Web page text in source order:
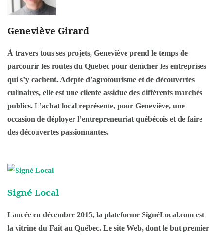
Geneviève Girard
À travers tous ses projets, Geneviève prend le temps de
parcourir les routes du Québec pour dénicher les entreprises
qui s’y cachent. Adepte d’agrotourisme et de découvertes
culinaires, elle est une cliente assidue des différents marchés
publics. L’achat local représente, pour Geneviève, une
occasion de déployer l’entrepreneuriat québécois et de faire
des découvertes passionnantes.
Signé Local
Lancée en décembre 2015, la plateforme SignéLocal.com est
la vitrine du Fait au Québec. Le site Web, dont le but premier